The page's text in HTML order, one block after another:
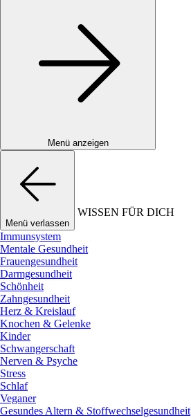
Menü anzeigen
Menü verlassen
WISSEN FÜR DICH
Immunsystem
Mentale Gesundheit
Frauengesundheit
Darmgesundheit
Schönheit
Zahngesundheit
Herz & Kreislauf
Knochen & Gelenke
Kinder
Schwangerschaft
Nerven & Psyche
Stress
Schlaf
Veganer
Gesundes Altern & Stoffwechselgesundheit